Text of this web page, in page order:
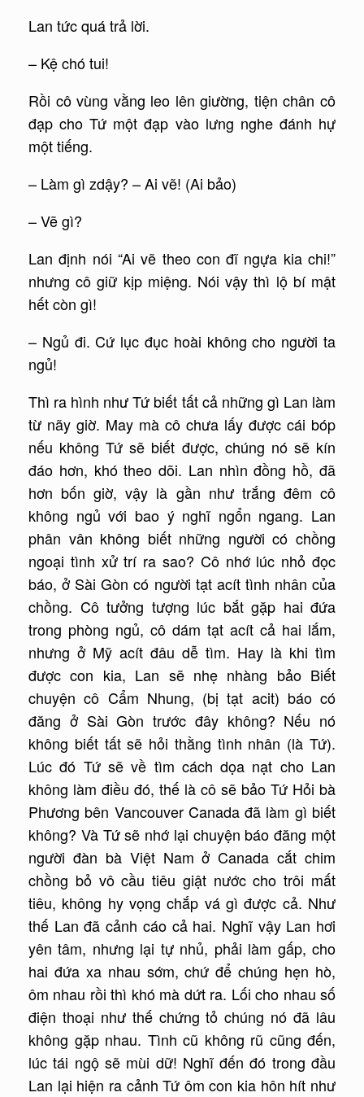
Lan tức quá trả lời.
– Kệ chó tui!
Rồi cô vùng vằng leo lên giường, tiện chân cô
đạp cho Tứ một đạp vào lưng nghe đánh hự
một tiếng.
– Làm gì zdậy? – Ai vẽ! (Ai bảo)
– Vẽ gì?
Lan định nói “Ai vẽ theo con đĩ ngựa kia chi!”
nhưng cô giữ kịp miệng. Nói vậy thì lộ bí mật
hết còn gì!
– Ngủ đi. Cứ lục đục hoài không cho người ta
ngủ!
Thì ra hình như Tứ biết tất cả những gì Lan làm
từ nãy giờ. May mà cô chưa lấy được cái bóp
nếu không Tứ sẽ biết được, chúng nó sẽ kín
đáo hơn, khó theo dõi. Lan nhìn đồng hồ, đã
hơn bốn giờ, vậy là gần như trắng đêm cô
không ngủ với bao ý nghĩ ngổn ngang. Lan
phân vân không biết những người có chồng
ngoại tình xử trí ra sao? Cô nhớ lúc nhỏ đọc
báo, ở Sài Gòn có người tạt acít tình nhân của
chồng. Cô tưởng tượng lúc bắt gặp hai đứa
trong phòng ngủ, cô dám tạt acít cả hai lắm,
nhưng ở Mỹ acít đâu dễ tìm. Hay là khi tìm
được con kia, Lan sẽ nhẹ nhàng bảo Biết
chuyện cô Cẩm Nhung, (bị tạt acit) báo có
đăng ở Sài Gòn trước đây không? Nếu nó
không biết tất sẽ hỏi thằng tình nhân (là Tứ).
Lúc đó Tứ sẽ về tìm cách dọa nạt cho Lan
không làm điều đó, thế là cô sẽ bảo Tứ Hỏi bà
Phương bên Vancouver Canada đã làm gì biết
không? Và Tứ sẽ nhớ lại chuyện báo đăng một
người đàn bà Việt Nam ở Canada cắt chim
chồng bỏ vô cầu tiêu giật nước cho trôi mất
tiêu, không hy vọng chắp vá gì được cả. Như
thế Lan đã cảnh cáo cả hai. Nghĩ vậy Lan hơi
yên tâm, nhưng lại tự nhủ, phải làm gấp, cho
hai đứa xa nhau sớm, chứ để chúng hẹn hò,
ôm nhau rồi thì khó mà dứt ra. Lối cho nhau số
điện thoại như thế chứng tỏ chúng nó đã lâu
không gặp nhau. Tình cũ không rũ cũng đến,
lúc tái ngộ sẽ mùi dữ! Nghĩ đến đó trong đầu
Lan lại hiện ra cảnh Tứ ôm con kia hôn hít như